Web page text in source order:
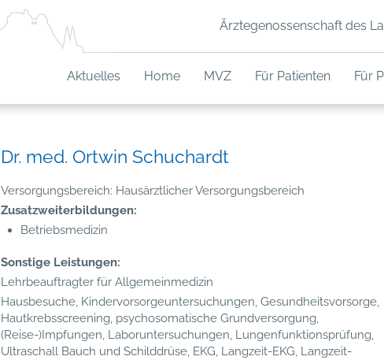
Ärztegenossenschaft des
Aktuelles Home MVZ Für Patienten Für
Dr. med. Ortwin Schuchardt
Versorgungsbereich: Hausärztlicher Versorgungsbereich
Zusatzweiterbildungen:
Betriebsmedizin
Sonstige Leistungen:
Lehrbeauftragter für Allgemeinmedizin
Hausbesuche, Kindervorsorgeuntersuchungen, Gesundheitsvorsorge,
Hautkrebsscreening, psychosomatische Grundversorgung,
(Reise-)Impfungen, Laboruntersuchungen, Lungenfunktionsprüfung,
Ultraschall Bauch und Schilddrüse, EKG, Langzeit-EKG, Langzeit-